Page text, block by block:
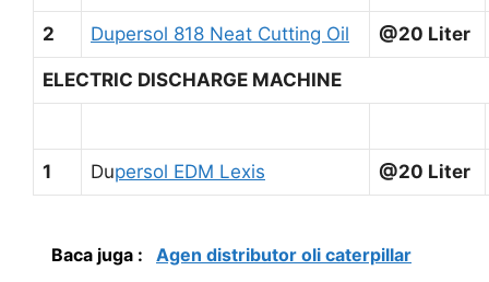
2 Dupersol 818 Neat Cutting Oil @20 Liter
ELECTRIC DISCHARGE MACHINE
1 Dupersol EDM Lexis @20 Liter
Baca juga : Agen distributor oli caterpillar